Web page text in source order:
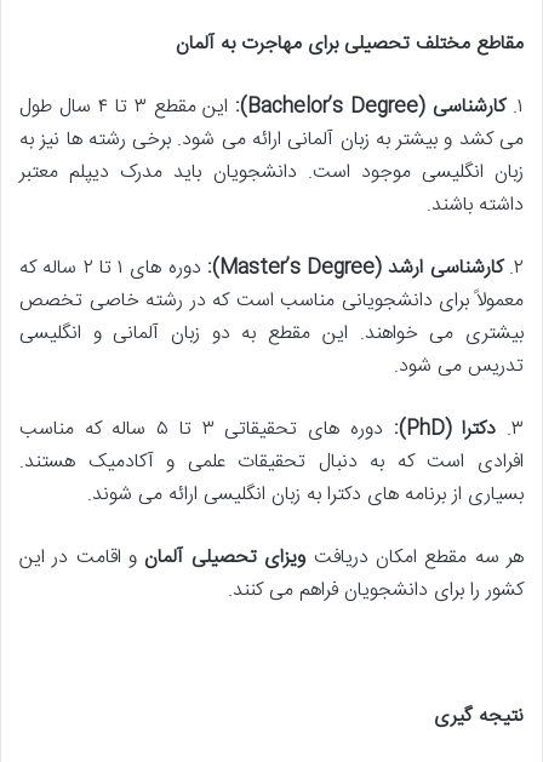
مقاطع مختلف تحصیلی برای مهاجرت به آلمان
۱. کارشناسی(Bachelor’s Degree):
این مقطع ۳ تا ۴ سال طول
می کشد و بیشتر به زبان آلمانی ارائه می شود. برخی رشته ها نیز به
زبان انگلیسی موجود است. دانشجویان باید مدرک دیپلم معتبر
داشته باشند.
۲. کارشناسی ارشد(Master’s Degree):
دوره های ۱ تا ۲ ساله که
معمولاً برای دانشجویانی مناسب است که در رشته خاصی تخصص
بیشتری می خواهند. این مقطع به دو زبان آلمانی و انگلیسی
تدریس می شود.
۳. دکترا(PhD):
دوره های تحقیقاتی ۳ تا ۵ ساله که مناسب
افرادی است که به دنبال تحقیقات علمی و آکادمیک هستند.
بسیاری از برنامه های دکترا به زبان انگلیسی ارائه می شوند.
هر سه مقطع امکان دریافتویزای تحصیلی آلمان و اقامت در این
کشور را برای دانشجویان فراهم می کنند.
نتیجه گیری